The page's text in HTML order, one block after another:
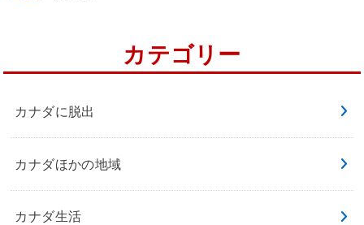
カテゴリー
カナダに脱出
カナダほかの地域
カナダ生活